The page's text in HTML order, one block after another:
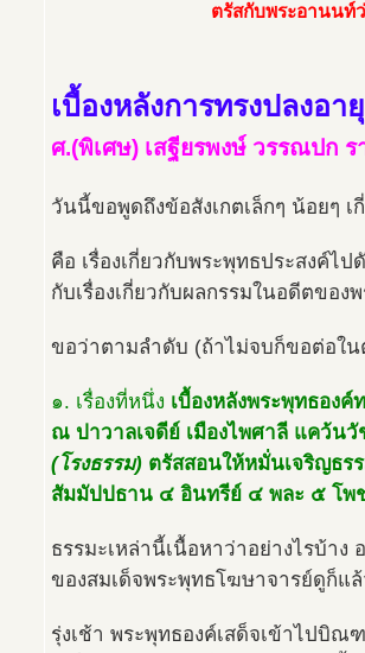
ตรัสกับพระอานนท์
เบื้องหลังการทรงปลงอา
ศ.(พิเศษ) เสฐียรพงษ์ วรรณปก
วันนี้ขอพูดถึงข้อสังเกตเล็กๆ น้อยๆ เ
คือ เรื่องเกี่ยวกับพระพุทธประสงค์ไ
กับเรื่องเกี่ยวกับผลกรรมในอดีตของ
ขอว่าตามลำดับ (ถ้าไม่จบก็ขอต่อใ
๑. เรื่องที่หนึ่ง เบื้องหลังพระพุทธองค์
ณ ปาวาลเจดีย์ เมืองไพศาลี แคว้น
(โรงธรรม) ตรัสสอนให้หมั่นเจริญธร
สัมมัปปธาน ๔ อินทรีย์ ๔ พละ ๕ โพ
ธรรมะเหล่านี้เนื้อหาว่าอย่างไรบ้า
ของสมเด็จพระพุทธโฆษาจารย์ดูก็แ
รุ่งเช้า พระพุทธองค์เสด็จเข้าไปบิ